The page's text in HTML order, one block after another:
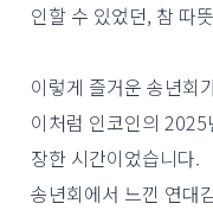
인할 수 있었던, 참 따
이렇게 즐거운 송년회
이처럼 인코인의
장한 시간이었습니다.
송년회에서 느낀 연대